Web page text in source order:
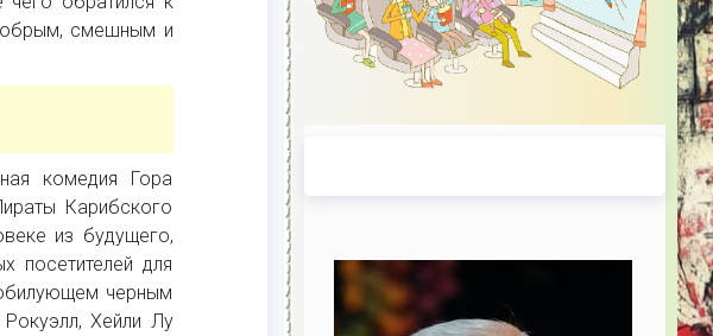
смешным и
комедия Гора
Карибского
из будущего,
посетителей для
черным
Хейли Лу